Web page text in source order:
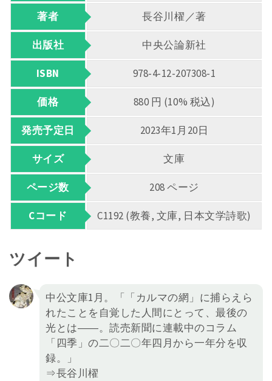
著者 長谷川櫂／著
出版社 中央公論新社
ISBN 978-4-12-207308-1
価格 880 円 (10% 税込)
発売予定日 2023年1月20日
サイズ 文庫
ページ数 208 ページ
Cコード C1192 (教養, 文庫, 日本文学詩歌)
ツイート
中公文庫1月。「「カルマの網」に捕らえら
れたことを自覚した人間にとって、最後の
光とは――。読売新聞に連載中のコラム
「四季」の二〇二〇年四月から一年分を収
録。」
⇒長谷川櫂